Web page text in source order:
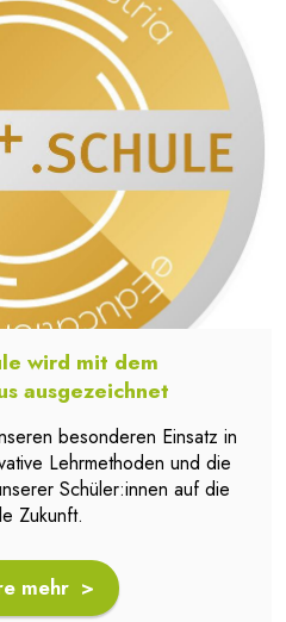
wird mit dem
ausgezeichnet
besonderen Einsatz in
Lehrmethoden und die
Schüler:innen auf die
Zukunft.
mehr >